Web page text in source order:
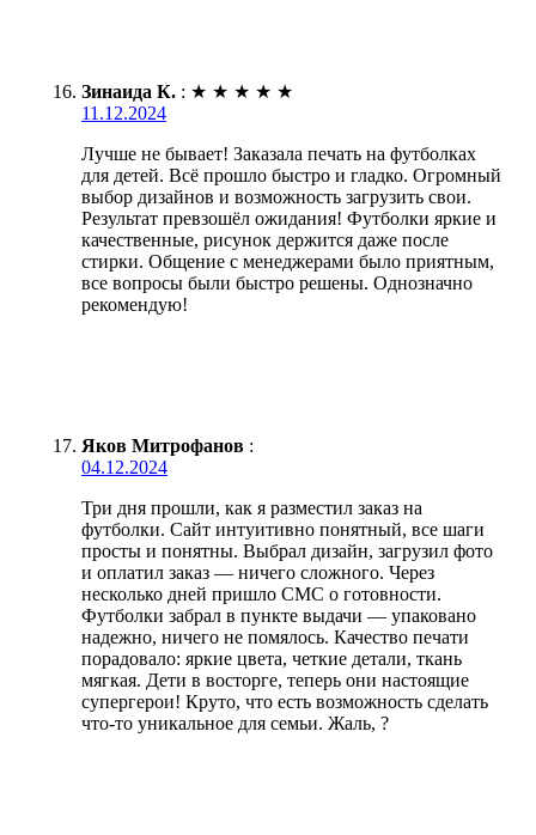
Зинаида К. : ★ ★ ★ ★ ★
11.12.2024
Лучше не бывает! Заказала печать на футболках
для детей. Всё прошло быстро и гладко. Огромный
выбор дизайнов и возможность загрузить свои.
Результат превзошёл ожидания! Футболки яркие и
качественные, рисунок держится даже после
стирки. Общение с менеджерами было приятным,
все вопросы были быстро решены. Однозначно
рекомендую!
Яков Митрофанов :
04.12.2024
Три дня прошли, как я разместил заказ на
футболки. Сайт интуитивно понятный, все шаги
просты и понятны. Выбрал дизайн, загрузил фото
и оплатил заказ — ничего сложного. Через
несколько дней пришло СМС о готовности.
Футболки забрал в пункте выдачи — упаковано
надежно, ничего не помялось. Качество печати
порадовало: яркие цвета, четкие детали, ткань
мягкая. Дети в восторге, теперь они настоящие
супергерои! Круто, что есть возможность сделать
что-то уникальное для семьи. Жаль, ?